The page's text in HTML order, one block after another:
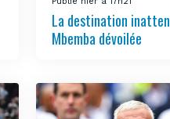
La destination
Mbemba dévoilée